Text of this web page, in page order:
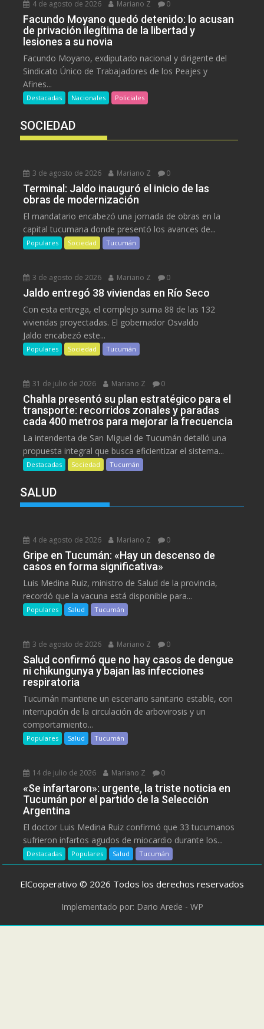
4 de agosto de 2026 Mariano Z 0
Facundo Moyano quedó detenido: lo acusan
de privación ilegítima de la libertad y
lesiones a su novia
Facundo Moyano, exdiputado nacional y dirigente del
Sindicato Único de Trabajadores de los Peajes y
Afines...
Destacadas Nacionales Policiales
SOCIEDAD
3 de agosto de 2026 Mariano Z 0
Terminal: Jaldo inauguró el inicio de las
obras de modernización
El mandatario encabezó una jornada de obras en la
capital tucumana donde presentó los avances de...
Populares Sociedad Tucumán
3 de agosto de 2026 Mariano Z 0
Jaldo entregó 38 viviendas en Río Seco
Con esta entrega, el complejo suma 88 de las 132
viviendas proyectadas. El gobernador Osvaldo
Jaldo encabezó este...
Populares Sociedad Tucumán
31 de julio de 2026 Mariano Z 0
Chahla presentó su plan estratégico para el
transporte: recorridos zonales y paradas
cada 400 metros para mejorar la frecuencia
La intendenta de San Miguel de Tucumán detalló una
propuesta integral que busca eficientizar el sistema...
Destacadas Sociedad Tucumán
SALUD
4 de agosto de 2026 Mariano Z 0
Gripe en Tucumán: «Hay un descenso de
casos en forma significativa»
Luis Medina Ruiz, ministro de Salud de la provincia,
recordó que la vacuna está disponible para...
Populares Salud Tucumán
3 de agosto de 2026 Mariano Z 0
Salud confirmó que no hay casos de dengue
ni chikungunya y bajan las infecciones
respiratoria
Tucumán mantiene un escenario sanitario estable, con
interrupción de la circulación de arbovirosis y un
comportamiento...
Populares Salud Tucumán
14 de julio de 2026 Mariano Z 0
«Se infartaron»: urgente, la triste noticia en
Tucumán por el partido de la Selección
Argentina
El doctor Luis Medina Ruiz confirmó que 33 tucumanos
sufrieron infartos agudos de miocardio durante los...
Destacadas Populares Salud Tucumán
ElCooperativo © 2026 Todos los derechos reservados